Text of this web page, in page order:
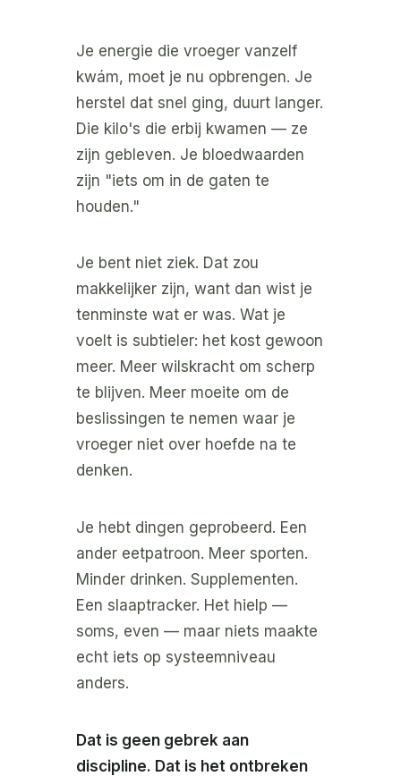
Je energie die vroeger vanzelf
kwám, moet je nu opbrengen. Je
herstel dat snel ging, duurt langer.
Die kilo's die erbij kwamen — ze
zijn gebleven. Je bloedwaarden
zijn "iets om in de gaten te
houden."
Je bent niet ziek. Dat zou
makkelijker zijn, want dan wist je
tenminste wat er was. Wat je
voelt is subtieler: het kost gewoon
meer. Meer wilskracht om scherp
te blijven. Meer moeite om de
beslissingen te nemen waar je
vroeger niet over hoefde na te
denken.
Je hebt dingen geprobeerd. Een
ander eetpatroon. Meer sporten.
Minder drinken. Supplementen.
Een slaaptracker. Het hielp —
soms, even — maar niets maakte
echt iets op systeemniveau
anders.
Dat is geen gebrek aan
discipline. Dat is het ontbreken